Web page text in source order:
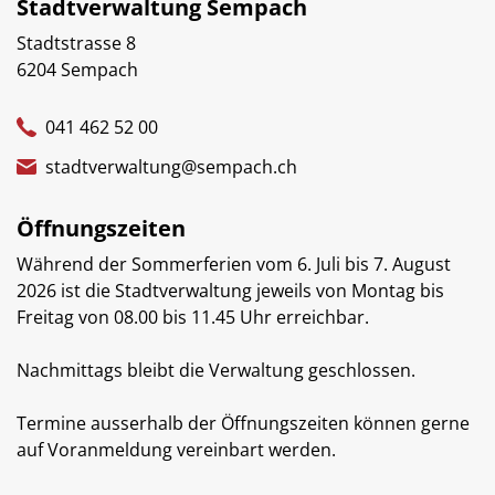
Stadtverwaltung Sempach
Stadtstrasse 8
6204 Sempach
041 462 52 00
stadtverwaltung@sempach.ch
Öffnungszeiten
Während der Sommerferien vom 6. Juli bis 7. August
2026 ist die Stadtverwaltung jeweils von Montag bis
Freitag von 08.00 bis 11.45 Uhr erreichbar.
Nachmittags bleibt die Verwaltung geschlossen.
Termine ausserhalb der Öffnungszeiten können gerne
auf Voranmeldung vereinbart werden.